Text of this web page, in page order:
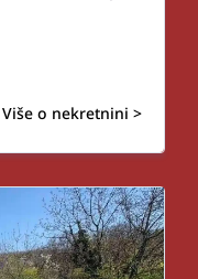
Više o nekretnini >